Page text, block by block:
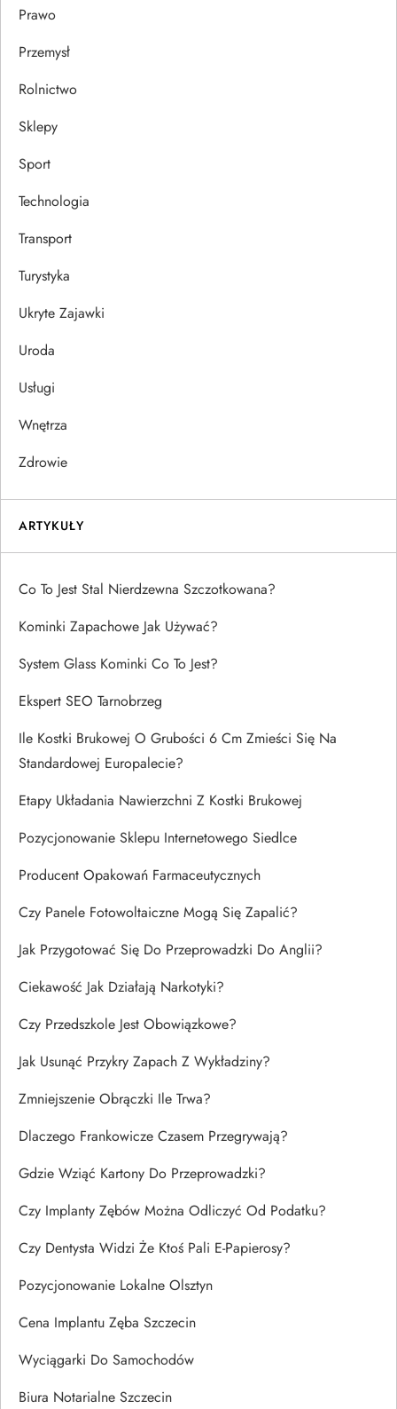
Prawo
Przemysł
Rolnictwo
Sklepy
Sport
Technologia
Transport
Turystyka
Ukryte Zajawki
Uroda
Usługi
Wnętrza
Zdrowie
ARTYKUŁY
Co To Jest Stal Nierdzewna Szczotkowana?
Kominki Zapachowe Jak Używać?
System Glass Kominki Co To Jest?
Ekspert SEO Tarnobrzeg
Ile Kostki Brukowej O Grubości 6 Cm Zmieści Się Na
Standardowej Europalecie?
Etapy Układania Nawierzchni Z Kostki Brukowej
Pozycjonowanie Sklepu Internetowego Siedlce
Producent Opakowań Farmaceutycznych
Czy Panele Fotowoltaiczne Mogą Się Zapalić?
Jak Przygotować Się Do Przeprowadzki Do Anglii?
Ciekawość Jak Działają Narkotyki?
Czy Przedszkole Jest Obowiązkowe?
Jak Usunąć Przykry Zapach Z Wykładziny?
Zmniejszenie Obrączki Ile Trwa?
Dlaczego Frankowicze Czasem Przegrywają?
Gdzie Wziąć Kartony Do Przeprowadzki?
Czy Implanty Zębów Można Odliczyć Od Podatku?
Czy Dentysta Widzi Że Ktoś Pali E-Papierosy?
Pozycjonowanie Lokalne Olsztyn
Cena Implantu Zęba Szczecin
Wyciągarki Do Samochodów
Biura Notarialne Szczecin